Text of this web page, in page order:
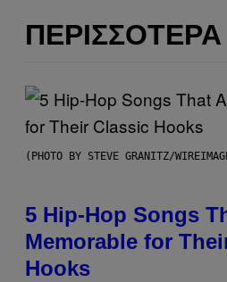
(PHOTO BY STEVE GRANITZ/
5 Hip-Hop Songs
Memorable for
Hooks